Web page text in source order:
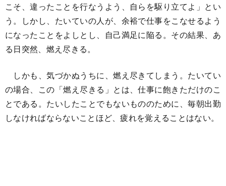
こそ、違ったことを行なうよう、自らを駆り立てよ」とい
う。しかし、たいていの人が、余裕で仕事をこなせるよう
になったことをよしとし、自己満足に陥る。その結果、あ
る日突然、燃え尽きる。
しかも、気づかぬうちに、燃え尽きてしまう。たいてい
の場合、この「燃え尽きる」とは、仕事に飽きただけのこ
とである。たいしたことでもないもののために、毎朝出勤
しなければならないことほど、疲れを覚えることはない。